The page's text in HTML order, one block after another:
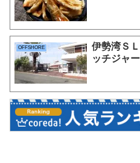
OFFSHORE
伊勢湾Ｓ
ッチジャ